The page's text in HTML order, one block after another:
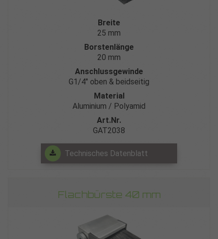
Breite
25 mm
Borstenlänge
20 mm
Anschlussgewinde
G1/4″ oben & beidseitig
Material
Aluminium / Polyamid
Art.Nr.
GAT2038
Technisches Datenblatt
Flachbürste 40 mm